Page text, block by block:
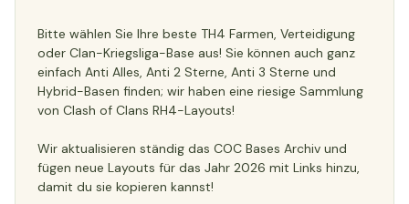
Bitte wählen Sie Ihre beste TH4 Farmen, Verteidigung
oder Clan-Kriegsliga-Base aus! Sie können auch ganz
einfach Anti Alles, Anti 2 Sterne, Anti 3 Sterne und
Hybrid-Basen finden; wir haben eine riesige Sammlung
von Clash of Clans RH4-Layouts!
Wir aktualisieren ständig das COC Bases Archiv und
fügen neue Layouts für das Jahr 2026 mit Links hinzu,
damit du sie kopieren kannst!